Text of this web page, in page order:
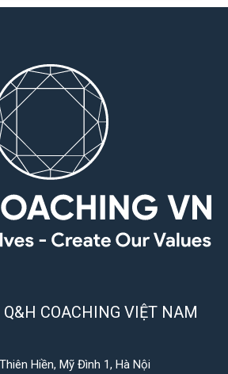
COACHING VIỆT NAM
Hiền, Mỹ Đình 1, Hà Nội